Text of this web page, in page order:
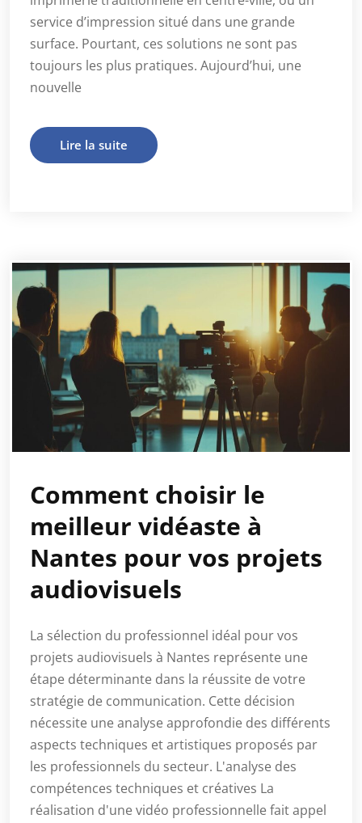
service d’impression situé dans une grande
surface. Pourtant, ces solutions ne sont pas
toujours les plus pratiques. Aujourd’hui, une
nouvelle
Lire la suite
Comment choisir le
meilleur vidéaste à
Nantes pour vos projets
audiovisuels
La sélection du professionnel idéal pour vos
projets audiovisuels à Nantes représente une
étape déterminante dans la réussite de votre
stratégie de communication. Cette décision
nécessite une analyse approfondie des différents
aspects techniques et artistiques proposés par
les professionnels du secteur. L'analyse des
compétences techniques et créatives La
réalisation d'une vidéo professionnelle fait appel